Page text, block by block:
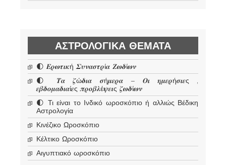
ΑΣΤΡΟΛΟΓΙΚΆ ΘΈΜΑΤΑ
🌓 𝜠𝝆𝝎𝝉𝜾𝜿ή 𝜮𝝊𝝂𝜶𝝈𝝉𝝆ί𝜶 𝜡𝝎𝜹ί𝝎𝝂
🌓 𝜯𝜶 𝜻ώ𝜹𝜾𝜶 𝝈ή𝝁𝜺𝝆𝜶 – 𝜪𝜾 𝜼𝝁𝜺𝝆ή𝝈𝜾𝜺ς ,
𝜺𝜷𝜹𝝄𝝁𝜶𝜹𝜾𝜶ί𝜺ς 𝝅𝝆𝝄𝜷𝝀έ𝝍𝜺𝜾ς 𝜻𝝎𝜹ί𝝎𝝂
🌓 Τι είναι το Ινδικό ωροσκόπιο ή αλλιώς Βέδικη
Αστρολογία
Κινέζικο Ωροσκόπιο
Κέλτικο Ωροσκόπιο
Αιγυπτιακό ωροσκόπιο